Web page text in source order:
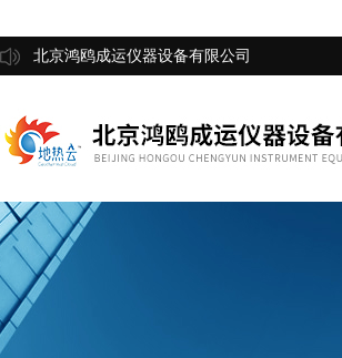
北京鸿鸥成运仪器设备有限公司